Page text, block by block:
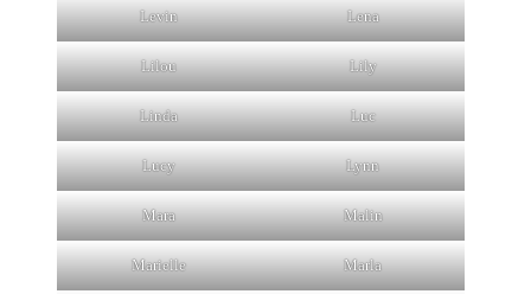
Levin Lena
Lilou Lily
Linda Luc
Lucy Lynn
Mara Malin
Marielle Marla